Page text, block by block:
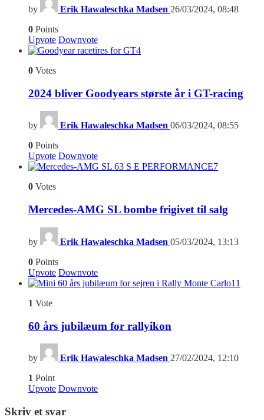
by Erik Hawaleschka Madsen 26/03/2024, 08:48
0 Points
Upvote Downvote
4
0 Votes
2024 bliver Goodyears største år i GT-racing
by Erik Hawaleschka Madsen 06/03/2024, 08:55
0 Points
Upvote Downvote
7
0 Votes
Mercedes-AMG SL bombe frigivet til salg
by Erik Hawaleschka Madsen 05/03/2024, 13:13
0 Points
Upvote Downvote
11
1 Vote
60 års jubilæum for rallyikon
by Erik Hawaleschka Madsen 27/02/2024, 12:10
1 Point
Upvote Downvote
Skriv et svar